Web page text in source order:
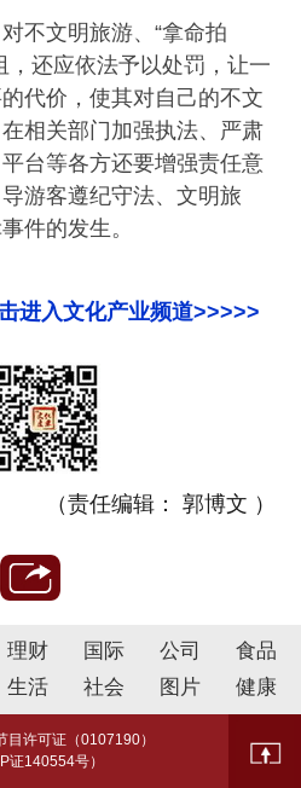
文明旅游、“拿命拍
，还应依法予以处罚，让一
代价，使其对自己的不文
相关部门加强执法、严肃
台等各方还要增强责任意
游客遵纪守法、文明旅
件的发生。
进入文化产业频道>>>>>
（责任编辑： 郭博文 ）
理财 国际 公司
食品
生活 社会 图片 健康
目许可证（0107190）
证140554号）